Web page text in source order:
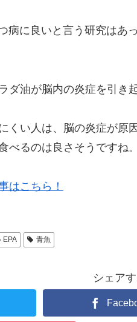
病に良いと言う研究はあ
ダ油が脳内の炎症を引き
くい人は、脳の炎症が原
べるのは良さそうですね。
はこちら！
EPA 青魚
シェア